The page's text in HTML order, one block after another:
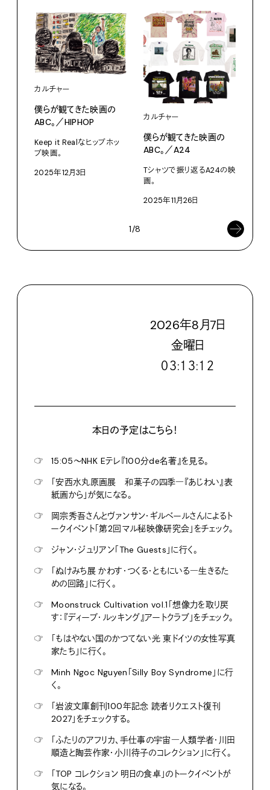
カルチャー
僕らが観てきた映画の
ABC。／HIPHOP
Keep it Realなヒップホッ
プ映画。
2025年12月3日
カルチャー
僕らが観てきた映画の
ABC。／A24
Tシャツで振り返るA24の映
画。
2025年11月26日
1/8
2026年8月7日
金曜日
０３:１３:１３
本日の予定はこちら！
☞
15:05〜NHK Eテレ『100分de名著』を見る。
☞
「安西水丸原画展 和菓子の四季―『あじわい』表
紙画から」が気になる。
☞
岡宗秀吾さんとヴァンサン・ギルベールさんによるト
ークイベント「第2回マル秘映像研究会」をチェック。
☞
ジャン・ジュリアン「The Guests」に行く。
☞
「ぬけみち展 かわす・つくる・ともにいる―生きるた
めの回路」に行く。
☞
Moonstruck Cultivation vol.1「想像力を取り戻
す：『ディープ・ルッキング』アートクラブ」をチェック。
☞
「もはやない国のかつてない光 東ドイツの女性写真
家たち」に行く。
☞
Minh Ngoc Nguyen「Silly Boy Syndrome」に行
く。
☞
「岩波文庫創刊100年記念 読者リクエスト復刊
2027」をチェックする。
☞
「ふたりのアフリカ、手仕事の宇宙―人類学者・川田
順造と陶芸作家・小川待子のコレクション」に行く。
☞
「TOP コレクション 明日の食卓」のトークイベントが
気になる。